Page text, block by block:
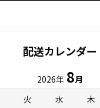
配送カレンダー
2026年 8月
火 水 木